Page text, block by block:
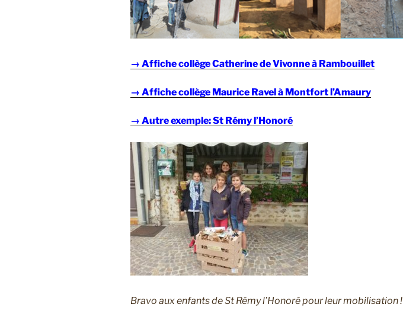
→ Affiche collège Catherine de Vivonne à Rambouillet
→ Affiche collège Maurice Ravel à Montfort l’Amaury
→ Autre exemple: St Rémy l’Honoré
Bravo aux enfants de St Rémy l’Honoré pour leur mobilisation !